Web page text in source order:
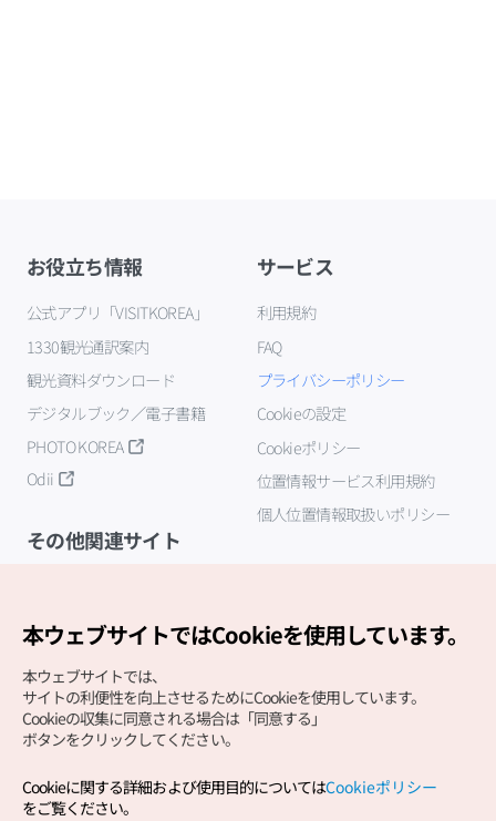
お役立ち情報
公式アプリ「VISITKOREA」
1330観光通訳案内
観光資料ダウンロード
デジタルブック／電子書籍
PHOTO KOREA
Odii
サービス
利用規約
FAQ
プライバシーポリシー
Cookieの設定
Cookieポリシー
位置情報サービス利用規約
個人位置情報取扱いポリシー
その他関連サイト
Copyright (c) Korea Tourism Organization All Rights
本ウェブサイトではCookieを使用しています。
本ウェブサイトでは、
サイトの利便性を向上させるためにCookieを使用しています。
Cookieの収集に同意される場合は「同意する」
ボタンをクリックしてください。
Cookieに関する詳細および使用目的についてはCookieポリシー
をご覧ください。